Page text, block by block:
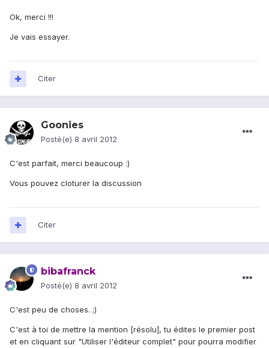
Ok, merci !!!
Je vais essayer.
Citer
Goonies
Posté(e) 8 avril 2012
C'est parfait, merci beaucoup :)
Vous pouvez cloturer la discussion
Citer
bibafranck
Posté(e) 8 avril 2012
C'est peu de choses. ;)
C'est à toi de mettre la mention [résolu], tu édites le premier post
et en cliquant sur "Utiliser l'éditeur complet" pour pourra modifier